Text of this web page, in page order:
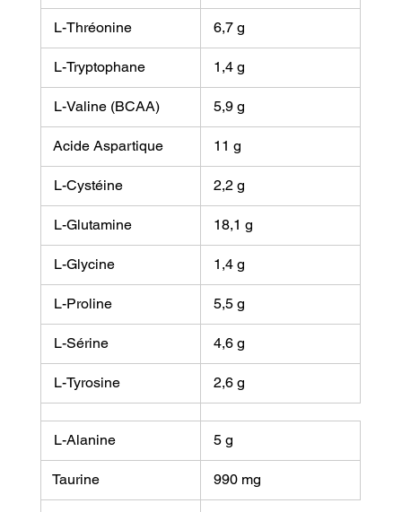
L-Thréonine 6,7 g
L-Tryptophane 1,4 g
L-Valine (BCAA) 5,9 g
Acide Aspartique 11 g
L-Cystéine 2,2 g
L-Glutamine 18,1 g
L-Glycine 1,4 g
L-Proline 5,5 g
L-Sérine 4,6 g
L-Tyrosine 2,6 g
L-Alanine 5 g
Taurine 990 mg